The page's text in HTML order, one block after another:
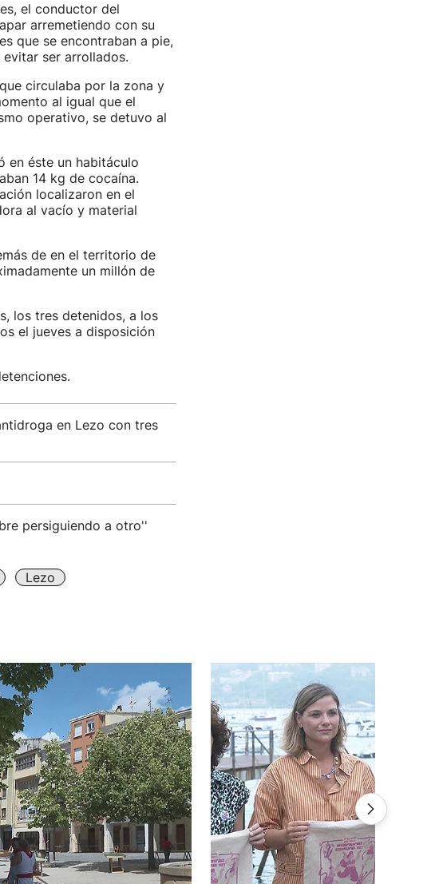
el conductor del
arremetiendo con su
que se encontraban a pie,
ser arrollados.
circulaba por la zona y
al igual que el
operativo, se detuvo al
en éste un habitáculo
14 kg de cocaína.
localizaron en el
al vacío y material
de en el territorio de
un millón de
los tres detenidos, a los
el jueves a disposición
en Lezo con tres
persiguiendo a otro''
Lezo